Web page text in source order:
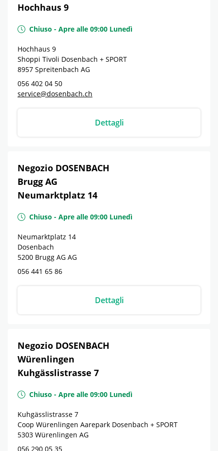
Hochhaus 9
Chiuso - Apre alle 09:00 Lunedì
Hochhaus 9
Shoppi Tivoli Dosenbach + SPORT
8957 Spreitenbach AG
056 402 04 50
service@dosenbach.ch
Dettagli
Negozio DOSENBACH
Brugg AG
Neumarktplatz 14
Chiuso - Apre alle 09:00 Lunedì
Neumarktplatz 14
Dosenbach
5200 Brugg AG AG
056 441 65 86
Dettagli
Negozio DOSENBACH
Würenlingen
Kuhgässlistrasse 7
Chiuso - Apre alle 09:00 Lunedì
Kuhgässlistrasse 7
Coop Würenlingen Aarepark Dosenbach + SPORT
5303 Würenlingen AG
056 290 05 35